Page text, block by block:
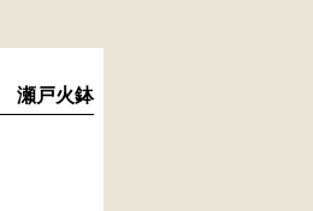
瀬戸火鉢